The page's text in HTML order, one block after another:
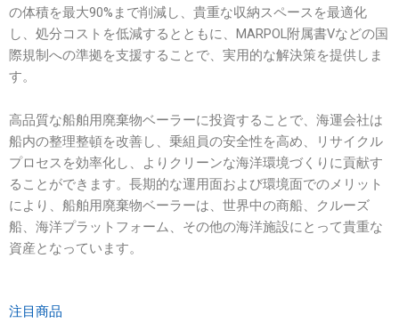
の体積を最大90%まで削減し、貴重な収納スペースを最適化
し、処分コストを低減するとともに、MARPOL附属書Vなどの国
際規制への準拠を支援することで、実用的な解決策を提供しま
す。
高品質な船舶用廃棄物ベーラーに投資することで、海運会社は
船内の整理整頓を改善し、乗組員の安全性を高め、リサイクル
プロセスを効率化し、よりクリーンな海洋環境づくりに貢献す
ることができます。長期的な運用面および環境面でのメリット
により、船舶用廃棄物ベーラーは、世界中の商船、クルーズ
船、海洋プラットフォーム、その他の海洋施設にとって貴重な
資産となっています。
注目商品